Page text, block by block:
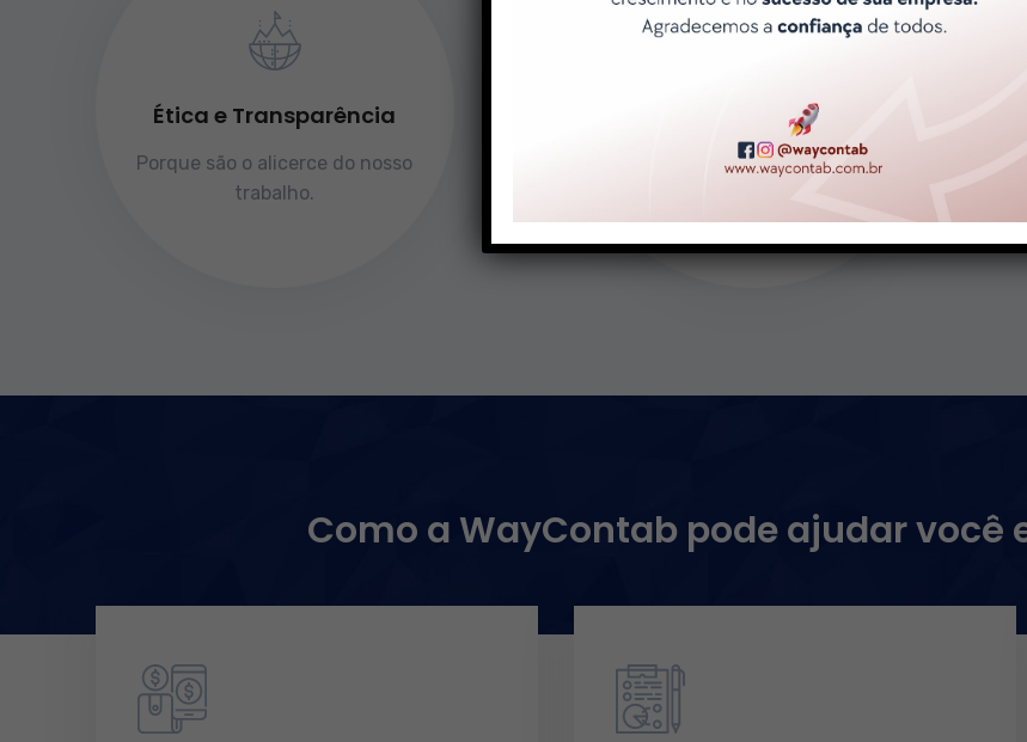
Ética e Transparência
Porque são o alicerce do nosso
trabalho.
Atendimento ágil e Exclusivo
Porque sabemos que o tempo é
são únicas
Como a WayContab pode ajudar você